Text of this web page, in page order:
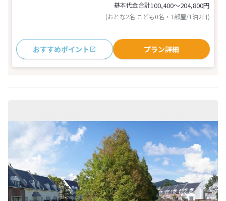
基本代金合計100,400〜204,800円
(おとな2名 こども0名・1部屋/1泊2日)
おすすめポイント プラン詳細